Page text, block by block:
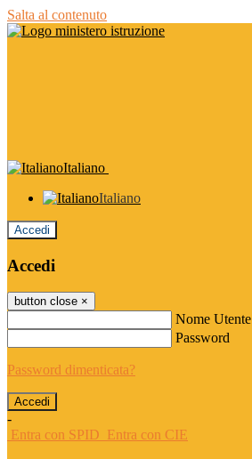
Salta al contenuto
Italiano
Italiano
Accedi
Accedi
button close ×
Nome Utente
Password
Password dimenticata?
-
Entra con SPID Entra con CIE